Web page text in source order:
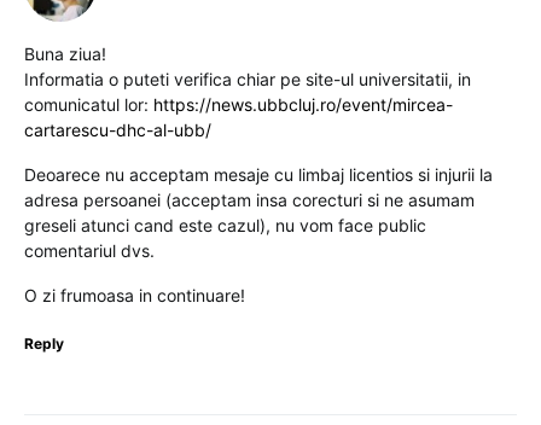
Buna ziua!
Informatia o puteti verifica chiar pe site-ul universitatii, in
comunicatul lor: https://news.ubbcluj.ro/event/mircea-
cartarescu-dhc-al-ubb/
Deoarece nu acceptam mesaje cu limbaj licentios si injurii la
adresa persoanei (acceptam insa corecturi si ne asumam
greseli atunci cand este cazul), nu vom face public
comentariul dvs.
O zi frumoasa in continuare!
Reply